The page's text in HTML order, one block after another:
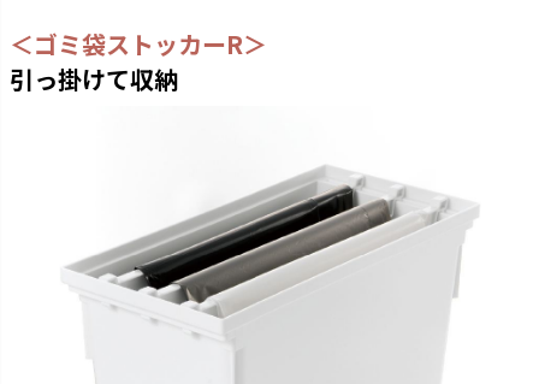
＜ゴミ袋ストッカーR＞
引っ掛けて収納